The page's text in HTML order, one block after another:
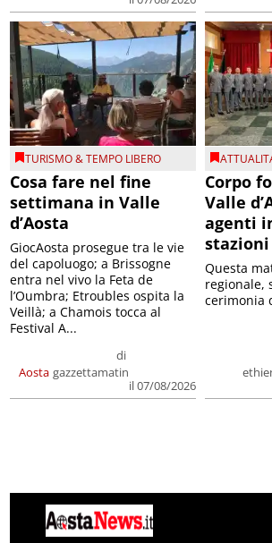
TURISMO & TEMPO LIBERO
Cosa fare nel fine
settimana in Valle
d’Aosta
Aosta
di
gazzettamatin
il 07/08/2026
GiocAosta prosegue tra le vie
del capoluogo; a Brissogne
entra nel vivo la Feta de
l’Oumbra; Etroubles ospita la
Veillà; a Chamois tocca al
Festival A...
Corpo
Valle
agenti
stazioni
Questa
regionale,
cerimonia